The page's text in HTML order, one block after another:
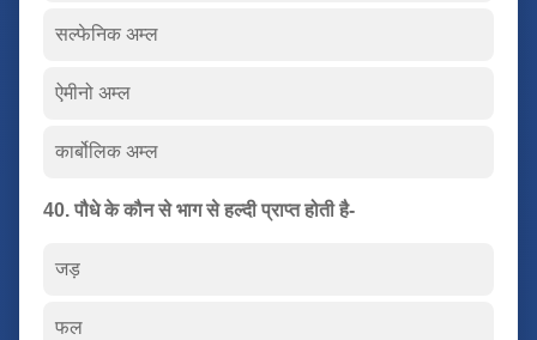
सल्फेनिक अम्ल
ऐमीनो अम्ल
कार्बोलिक अम्ल
40. पौधे के कौन से भाग से हल्दी प्राप्त होती है-
जड़
फल